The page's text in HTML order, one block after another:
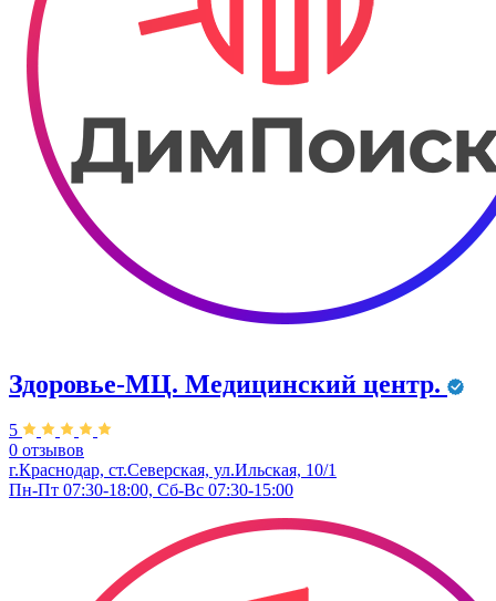
Здоровье-МЦ. Медицинский центр.
5
0 отзывов
г.Краснодар, ст.Северская, ул.Ильская, 10/1
Пн-Пт 07:30-18:00, Сб-Вс 07:30-15:00